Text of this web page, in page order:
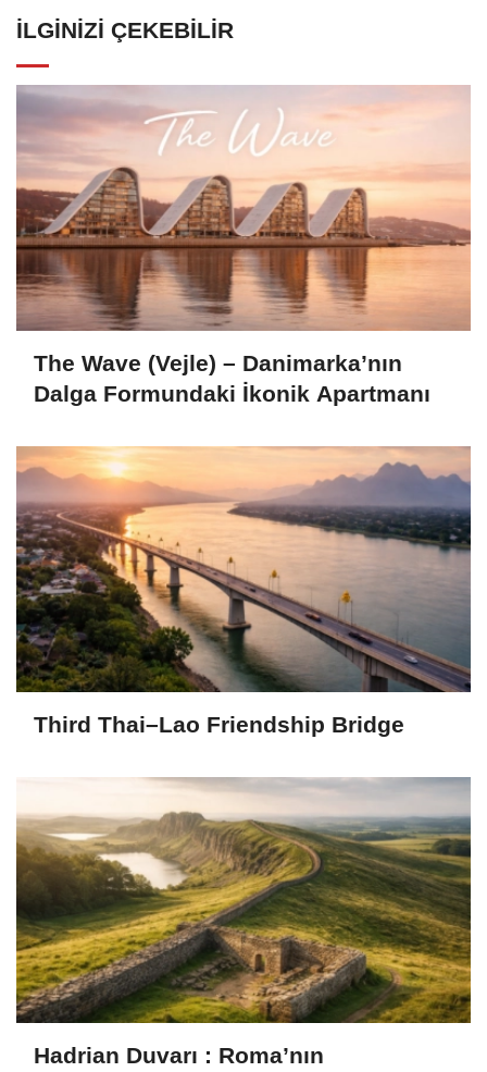
İLGINIZI ÇEKEBILIR
The Wave (Vejle) – Danimarka’nın
Dalga Formundaki İkonik Apartmanı
Third Thai–Lao Friendship Bridge
Hadrian Duvarı : Roma’nın